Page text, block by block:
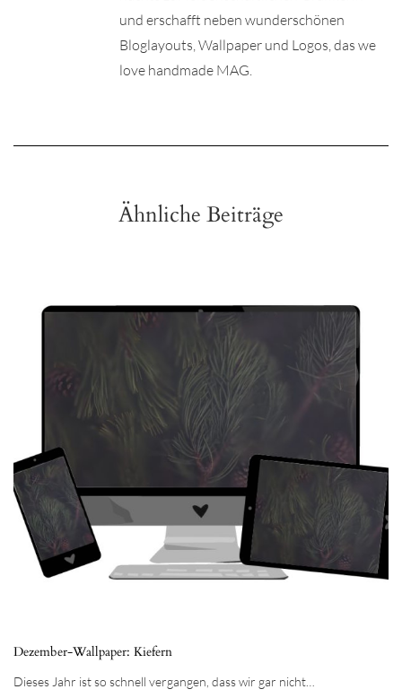
und erschafft neben wunderschönen
Bloglayouts, Wallpaper und Logos, das we
love handmade MAG.
Ähnliche Beiträge
Dezember-Wallpaper: Kiefern
Dieses Jahr ist so schnell vergangen, dass wir gar nicht…